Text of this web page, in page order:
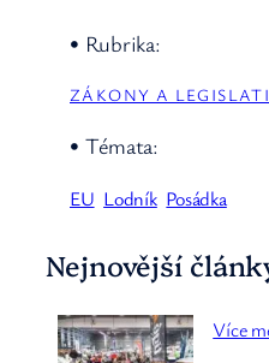
• Rubrika:
ZÁKONY A
• Témata:
EU Lodník Posádka
Nejnovější
Více